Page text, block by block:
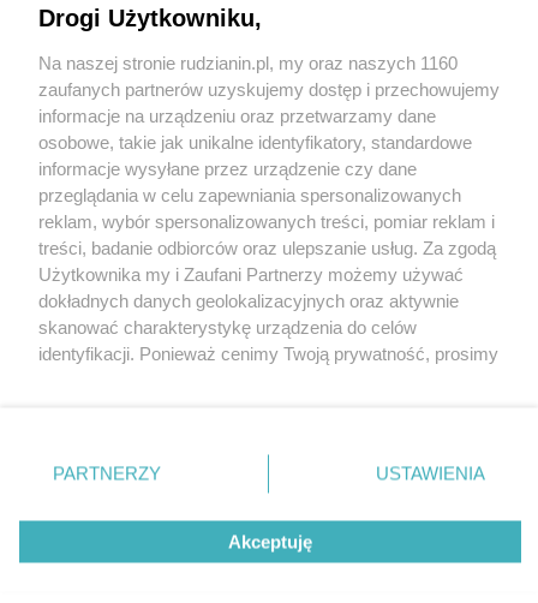
Wydawca mediów lokalnych
Nie zapomnij
zapoznać się z:
polityką prywatności regulamin korzystania z portali
Twojemiasto
Piekary Śląskie
Chorzów
Tarnowskie Góry
Gliwice
Skontakuj sięz nami
Kontakt
Wydawca
Redakcja
Drogi Użytkowniku,
Na naszej stronie rudzianin.pl, my oraz naszych 1160
zaufanych partnerów uzyskujemy dostęp i przechowujemy
informacje na urządzeniu oraz przetwarzamy dane
osobowe, takie jak unikalne identyfikatory, standardowe
informacje wysyłane przez urządzenie czy dane
przeglądania w celu zapewniania spersonalizowanych
reklam, wybór spersonalizowanych treści, pomiar reklam i
treści, badanie odbiorców oraz ulepszanie usług. Za zgodą
Użytkownika my i Zaufani Partnerzy możemy używać
dokładnych danych geolokalizacyjnych oraz aktywnie
skanować charakterystykę urządzenia do celów
identyfikacji. Ponieważ cenimy Twoją prywatność, prosimy
prywatności znajdujący się w lewym dolnym rogu strony
. Niektóre rodzaje przetwarzania danych nie wymagają
zgody użytkownika, ale masz prawo sprzeciwić się
takiemu przetwarzaniu. Preferencje będą miały
zastosowania tylko na tej witrynie.
PARTNERZY USTAWIENIA
Akceptuję